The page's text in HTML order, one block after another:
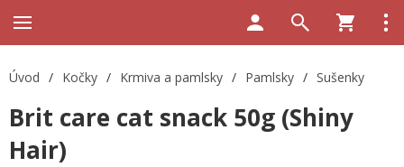
Úvod / Kočky / Krmiva a pamlsky / Pamlsky / Sušenky
Brit care cat snack 50g (Shiny
Hair)